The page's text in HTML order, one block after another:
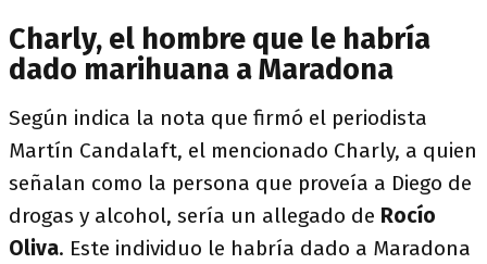
Charly, el hombre que le habría
dado marihuana a Maradona
Según indica la nota que firmó el periodista
Martín Candalaft, el mencionado Charly, a quien
señalan como la persona que proveía a Diego de
drogas y alcohol, sería un allegado de Rocío
Oliva. Este individuo le habría dado a Maradona